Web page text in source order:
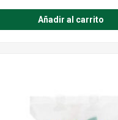
Añadir al carrito